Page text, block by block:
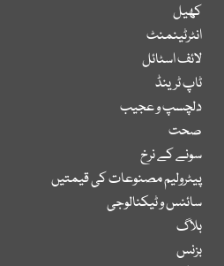
کھیل
انٹرٹینمنٹ
لائف اسٹائل
ٹاپ ٹرینڈ
دلچسپ و عجیب
صحت
سونے کے نرخ
پیٹرولیم مصنوعات کی قیمتیں
سائنس و ٹیکنالوجی
بلاگ
بزنس